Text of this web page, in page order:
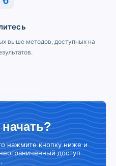
выше методов, доступных на
нажмите кнопку ниже и
доступ